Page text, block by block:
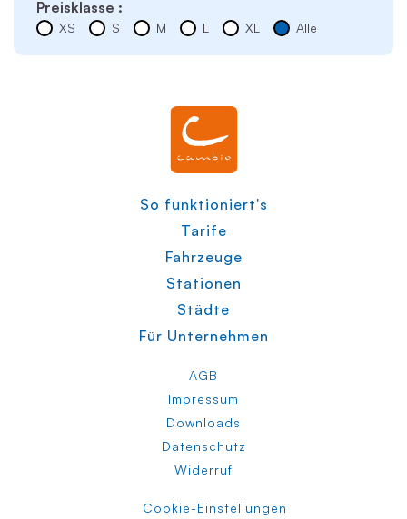
Preisklasse :
XS S M L XL Alle
So funktioniert's
Tarife
Fahrzeuge
Stationen
Städte
Für Unternehmen
AGB
Impressum
Downloads
Datenschutz
Widerruf
Cookie-Einstellungen